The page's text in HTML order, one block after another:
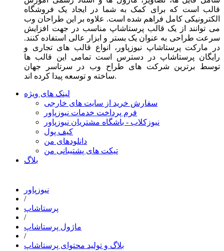
قالب است که برای کمک به شما در ایجاد یک فروشگاه
الکترونیکی کامل فراهم شده است. علاوه بر این طراحان وب
می توانند از یک قالب پرستاشاپ مناسب در جهت افزایش
سرعت طراحی به عنوان یک بستر و ابزار عالی استفاده کنند.
در مارکت پرستاشاپ نیوزپاور، انواع قالب های تجاری و
رایگان پرستاشاپ در دسترس است تمامی این قالب ها
توسط برترین شرکت های طراح وب در سرتاسر جهان
ساخته و توسعه پیدا کرده اند.
لینک های ویژه
سفارش خرید از سایت های خارجی
فرم پرداخت خدمات نیوزپاور
نیوزکلاب - باشگاه مشتریان نیوزپاور
کیف پول
دانلودهای من
تیکت های پشتیبانی من
بلاگ
نیوزپاور
/
پرستاشاپ
/
ماژول پرستاشاپ
/
بلاگ و تولید محتوای پرستاشاپ